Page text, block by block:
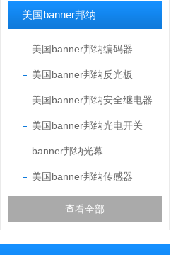
美国banner邦纳
美国banner邦纳编码器
美国banner邦纳反光板
美国banner邦纳安全继电器
美国banner邦纳光电开关
banner邦纳光幕
美国banner邦纳传感器
查看全部